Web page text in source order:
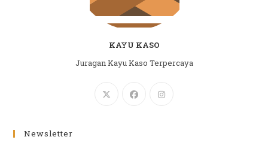
KAYU KASO
Juragan Kayu Kaso Terpercaya
Newsletter